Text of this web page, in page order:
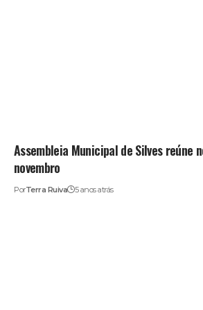
Assembleia Municipal de Silves reúne
novembro
PorTerra Ruiva 5 anos atrás